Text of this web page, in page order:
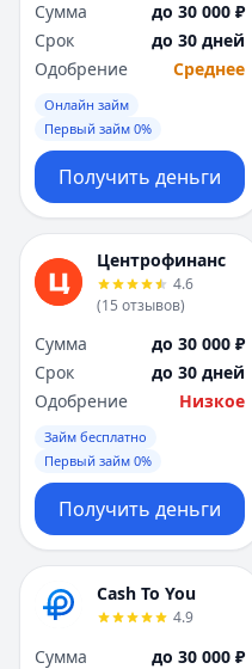
Сумма
до 30 000 ₽
Срок
до 30 дней
Одобрение
Среднее
Онлайн займ
Первый займ 0%
Получить деньги
Центрофинанс
4.6
(15 отзывов)
Сумма
до 30 000 ₽
Срок
до 30 дней
Одобрение
Низкое
Займ бесплатно
Первый займ 0%
Получить деньги
Cash To You
4.9
Сумма
до 30 000 ₽